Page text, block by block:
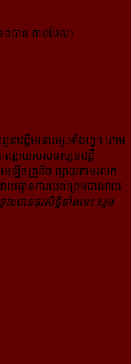
ងបាន តាមមែល)
ាវដ្ដី​មនោរម្យ.អាំងហ្វូ។ ហាម​
ផ្សាយ​របស់​ទស្សនាវដ្ដី​​
អេឡិច​ត្រូនិច ផ្សាយ​តាម​រលក​
យ​គ្មាន​ការ​យល់ព្រមជា​លាយ​
ល​បាននូវសិទ្ធិ​ទាំងនេះ សូម​